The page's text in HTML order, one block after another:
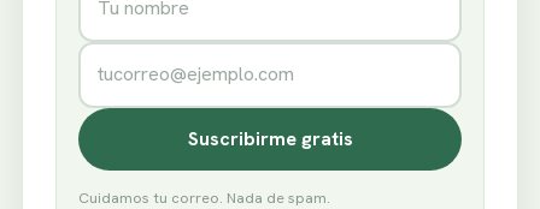
Correo electrónico
Suscribirme gratis
Cuidamos tu correo. Nada de spam.